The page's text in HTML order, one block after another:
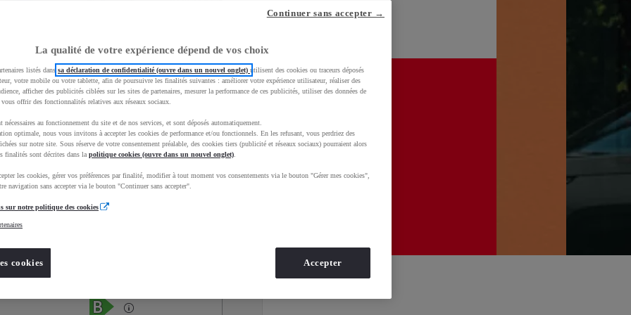
Services Concession
Occasions
La qualité de votre expérience dépend de vos choix
listés dans sa déclaration de confidentialité (ouvre dans un nouvel onglet) utilisent des cookies ou traceurs déposés
votre mobile ou votre tablette, afin de poursuivre les finalités suivantes : améliorer votre expérience utilisateur, réaliser des
afficher des publicités ciblées sur les sites de partenaires, mesurer la performance de ces publicités, utiliser des données de
offrir des fonctionnalités relatives aux réseaux sociaux.
nécessaires au fonctionnement du site et de nos services, et sont déposés automatiquement.
optimale, nous vous invitons à accepter les cookies de performance et/ou fonctionnels. En les refusant, vous perdriez des
sur notre site. Sous réserve de votre consentement préalable, des cookies tiers (publicité et réseaux sociaux) pourraient alors
finalités sont décrites dans la politique cookies (ouvre dans un nouvel onglet)
les cookies, gérer vos préférences par finalité, modifier à tout moment vos consentements via le bouton "Gérer mes cookies",
navigation sans accepter via le bouton "Continuer sans accepter".
sur notre politique des cookies
cookies
Continuer sans accepter →
Accepter